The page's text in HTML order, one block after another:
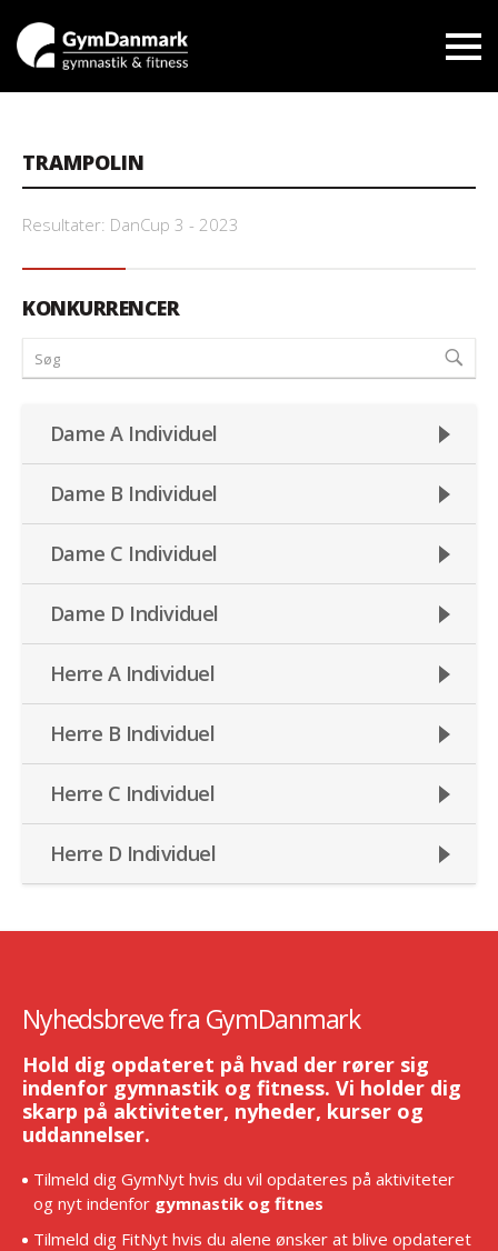
TRAMPOLIN
Resultater: DanCup 3 - 2023
KONKURRENCER
Dame A Individuel
Dame B Individuel
Dame C Individuel
Dame D Individuel
Herre A Individuel
Herre B Individuel
Herre C Individuel
Herre D Individuel
Nyhedsbreve fra GymDanmark
Hold dig opdateret på hvad der rører sig
indenfor gymnastik og fitness. Vi holder dig
skarp på aktiviteter, nyheder, kurser og
uddannelser.
Tilmeld dig GymNyt hvis du vil opdateres på aktiviteter
og nyt indenfor gymnastik og fitnes
Tilmeld dig FitNyt hvis du alene ønsker at blive opdateret